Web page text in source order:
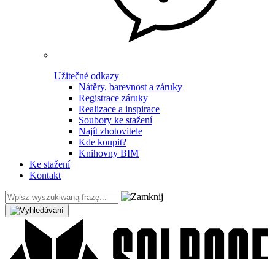
Užitečné odkazy
Nátěry, barevnost a záruky
Registrace záruky
Realizace a inspirace
Soubory ke stažení
Najít zhotovitele
Kde koupit?
Knihovny BIM
Ke stažení
Kontakt